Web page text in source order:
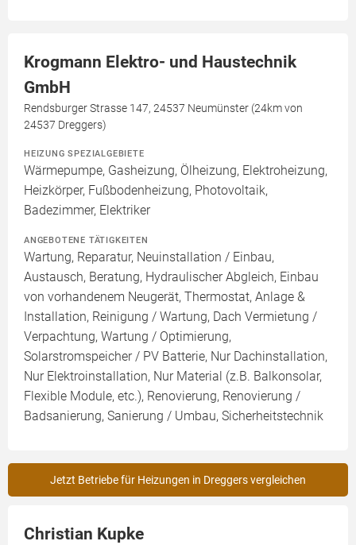
Krogmann Elektro- und Haustechnik
GmbH
Rendsburger Strasse 147, 24537 Neumünster (24km von
24537 Dreggers)
HEIZUNG SPEZIALGEBIETE
Wärmepumpe, Gasheizung, Ölheizung, Elektroheizung,
Heizkörper, Fußbodenheizung, Photovoltaik,
Badezimmer, Elektriker
ANGEBOTENE TÄTIGKEITEN
Wartung, Reparatur, Neuinstallation / Einbau,
Austausch, Beratung, Hydraulischer Abgleich, Einbau
von vorhandenem Neugerät, Thermostat, Anlage &
Installation, Reinigung / Wartung, Dach Vermietung /
Verpachtung, Wartung / Optimierung,
Solarstromspeicher / PV Batterie, Nur Dachinstallation,
Nur Elektroinstallation, Nur Material (z.B. Balkonsolar,
Flexible Module, etc.), Renovierung, Renovierung /
Badsanierung, Sanierung / Umbau, Sicherheitstechnik
Jetzt Betriebe für Heizungen in Dreggers vergleichen
Christian Kupke